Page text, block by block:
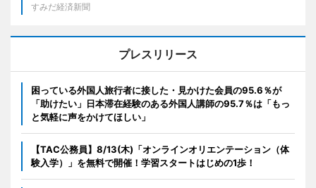
すみだ経済新聞
プレスリリース
困っている外国人旅行者に接した・見かけた会員の95.6％が
「助けたい」日本滞在経験のある外国人講師の95.7％は「もっ
と気軽に声をかけてほしい」
【TAC公務員】8/13(木)「オンラインオリエンテーション（体
験入学）」を無料で開催！学習スタートはじめの1歩！